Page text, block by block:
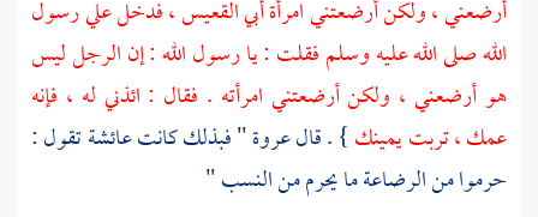
أرضعني ، ولكن أرضعتني امرأةأبي القعيس، فدخل علي رسول
الله صلى الله عليه وسلم فقلت : يا رسول الله : إن الرجل ليس
هو أرضعني ، ولكن أرضعتني امرأته . فقال : ائذني له ، فإنه
عمك ، تربت يمينك} . قالعروة" فبذلك كانتعائشةتقول :
حرموا من الرضاعة ما يحرم من النسب "